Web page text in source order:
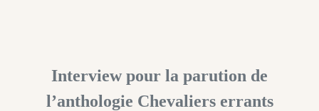
Interview pour la parution de
l’anthologie Chevaliers errants